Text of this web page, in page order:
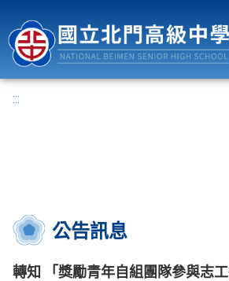
:::
公告訊息
轉知 「獎勵青年自組團隊參與志工